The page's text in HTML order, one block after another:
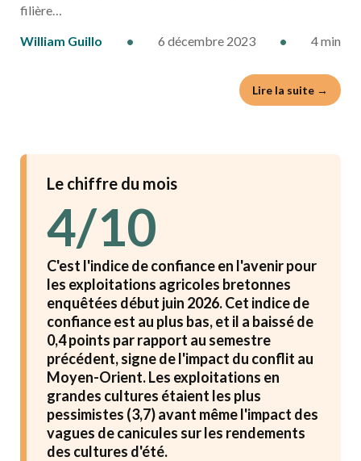
filière…
William Guillo
• 6 décembre 2023 • 4 min
Lire la suite →
Le chiffre du mois
4/10
C'est l'indice de confiance en l'avenir pour
les exploitations agricoles bretonnes
enquêtées début juin 2026. Cet indice de
confiance est au plus bas, et il a baissé de
0,4 points par rapport au semestre
précédent, signe de l'impact du conflit au
Moyen-Orient. Les exploitations en
grandes cultures étaient les plus
pessimistes (3,7) avant même l'impact des
vagues de canicules sur les rendements
des cultures d'été.